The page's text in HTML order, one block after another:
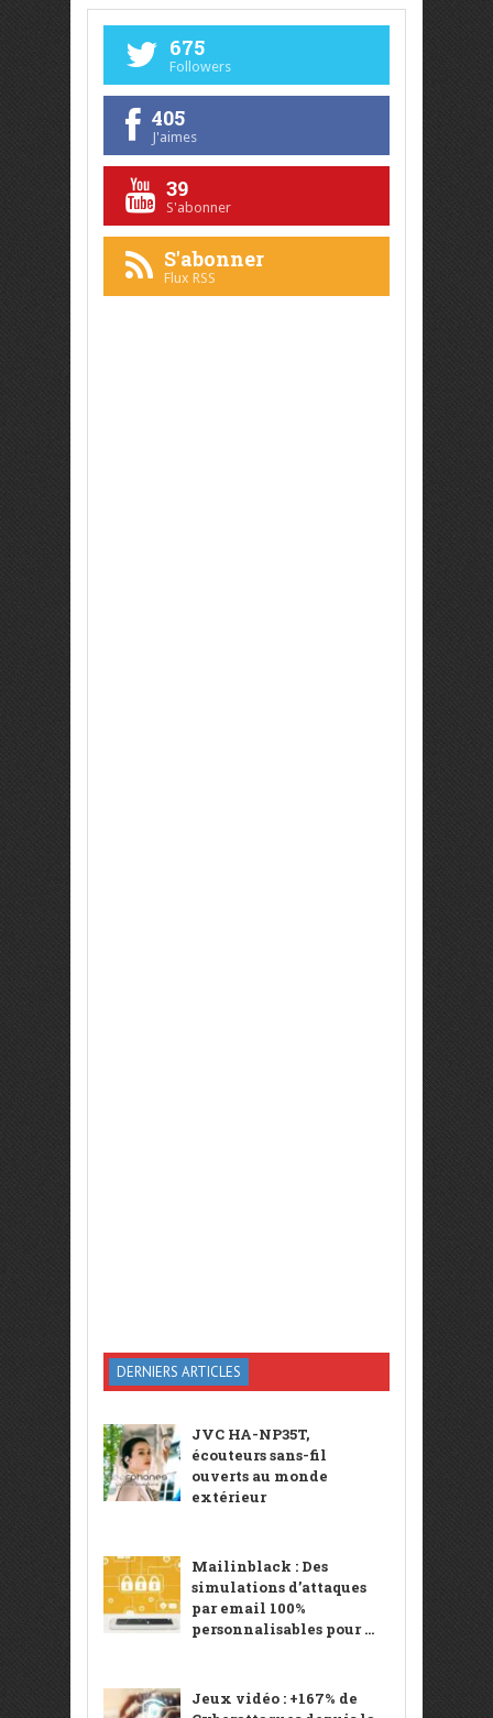
675
Followers
405
J'aimes
39
S'abonner
S'abonner
Flux RSS
DERNIERS ARTICLES
JVC HA-NP35T,
écouteurs sans-fil
ouverts au monde
extérieur
Mailinblack : Des
simulations d’attaques
par email 100%
personnalisables pour ...
Jeux vidéo : +167% de